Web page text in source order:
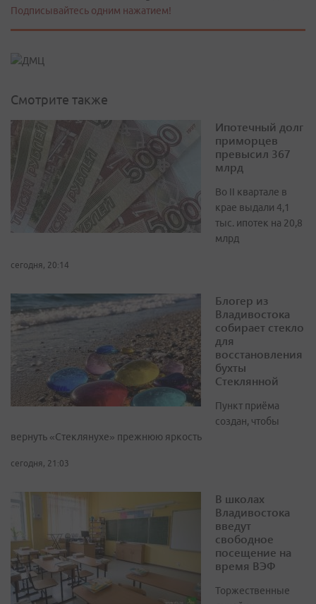
Подписывайтесь одним нажатием!
Смотрите также
Ипотечный долг
приморцев
превысил 367
млрд
Во II квартале в
крае выдали 4,1
тыс. ипотек на 20,8
млрд
сегодня, 20:14
Блогер из
Владивостока
собирает стекло
для
восстановления
бухты
Стеклянной
Пункт приёма
создан, чтобы
вернуть «Стеклянухе» прежнюю яркость
сегодня, 21:03
В школах
Владивостока
введут
свободное
посещение на
время ВЭФ
Торжественные